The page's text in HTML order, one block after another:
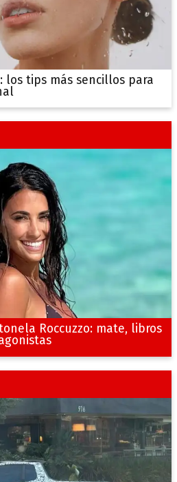
los tips más sencillos para
Roccuzzo: mate, libros